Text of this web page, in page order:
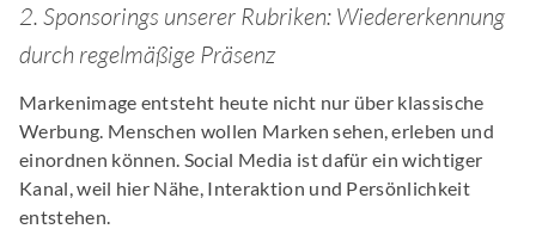
2. Sponsorings unserer Rubriken: Wiedererkennung
durch regelmäßige Präsenz
Markenimage entsteht heute nicht nur über klassische
Werbung. Menschen wollen Marken sehen, erleben und
einordnen können. Social Media ist dafür ein wichtiger
Kanal, weil hier Nähe, Interaktion und Persönlichkeit
entstehen.